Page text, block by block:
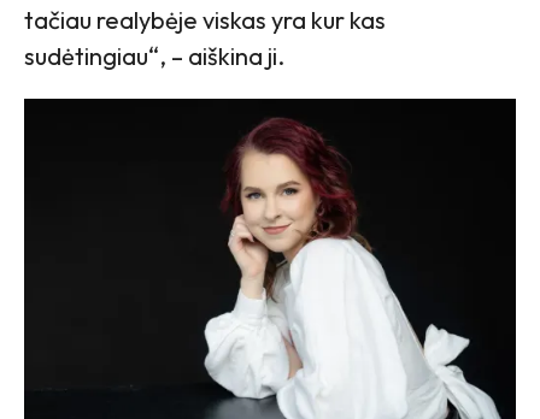
tačiau realybėje viskas yra kur kas
sudėtingiau“, – aiškina ji.